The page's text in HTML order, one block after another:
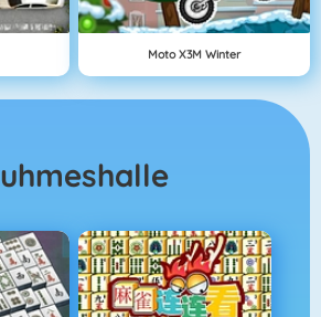
Moto X3M Winter
Ruhmeshalle